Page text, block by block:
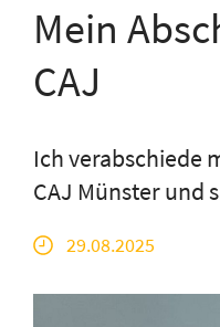
Mein
CAJ
Ich verabschiede
CAJ Münster und
29.08.2025